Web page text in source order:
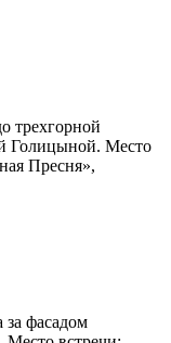
трехгорной
Голицыной. Место
Пресня»,
фасадом